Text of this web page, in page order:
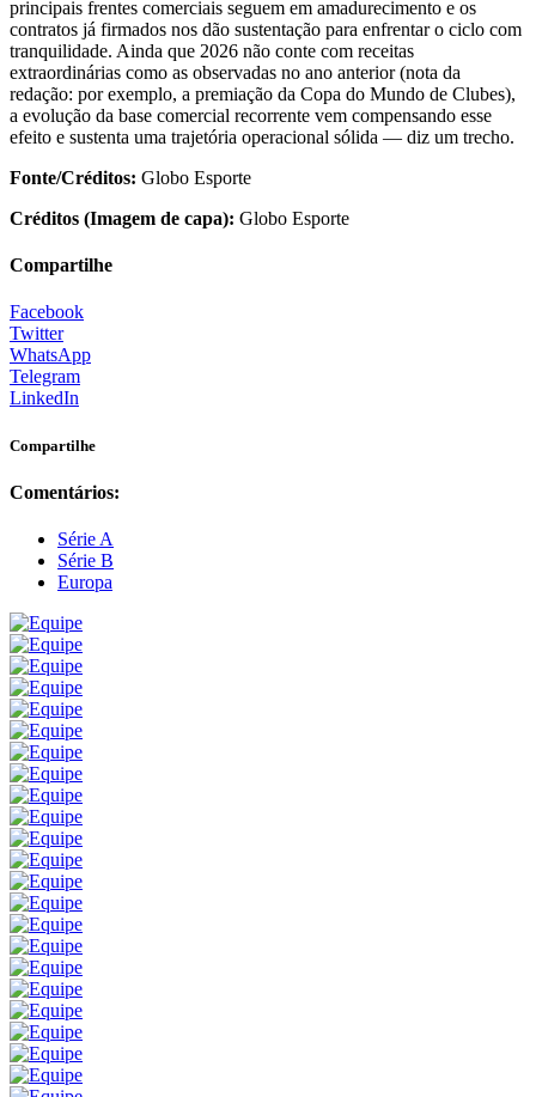
principais frentes comerciais seguem em amadurecimento e os
contratos já firmados nos dão sustentação para enfrentar o ciclo com
tranquilidade. Ainda que 2026 não conte com receitas
extraordinárias como as observadas no ano anterior (nota da
redação: por exemplo, a premiação da Copa do Mundo de Clubes),
a evolução da base comercial recorrente vem compensando esse
efeito e sustenta uma trajetória operacional sólida — diz um trecho.
Fonte/Créditos: Globo Esporte
Créditos (Imagem de capa): Globo Esporte
Compartilhe
Facebook
Twitter
WhatsApp
Telegram
LinkedIn
Compartilhe
Comentários:
Série A
Série B
Europa